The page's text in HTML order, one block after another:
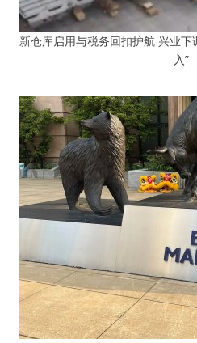
新仓库启用与税务回扣护航 兴业
入”